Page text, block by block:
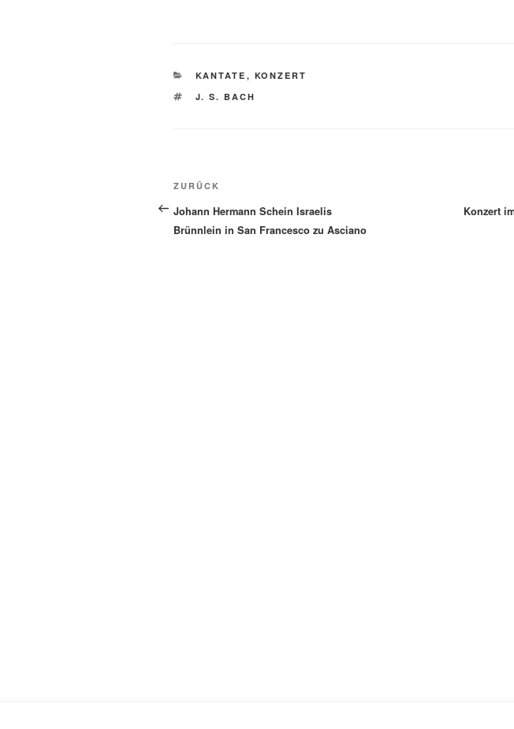
KATEGORIEN
KANTATE , KONZERT
SCHLAGWÖRTER
J. S. BACH
Beitragsnavigation
Vorheriger
Beitrag
ZURÜCK
Johann Hermann Schein Israelis
Brünnlein in San Francesco zu Asciano
Konzert